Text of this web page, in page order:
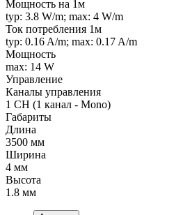
Мощность на 1м
typ: 3.8 W/m; max: 4 W/m
Ток потребления 1м
typ: 0.16 A/m; max: 0.17 A/m
Мощность
max: 14 W
Управление
Каналы управления
1 CH (1 канал - Mono)
Габариты
Длина
3500 мм
Ширина
4 мм
Высота
1.8 мм